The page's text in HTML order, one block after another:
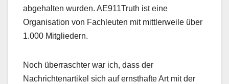
abgehalten wurden. AE911Truth ist eine
Organisation von Fachleuten mit mittlerweile über
1.000 Mitgliedern.
Noch überraschter war ich, dass der
Nachrichtenartikel sich auf ernsthafte Art mit der